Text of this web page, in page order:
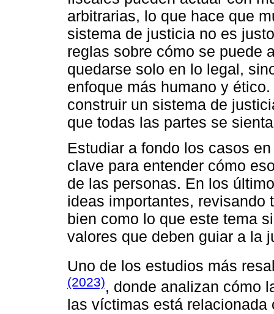
arbitrarias, lo que hace que
sistema de justicia no es
reglas sobre cómo se puede
quedarse solo en lo legal,
enfoque más humano y
construir un sistema de
que todas las partes se
Estudiar a fondo los casos
clave para entender cómo
de las personas. En los
ideas importantes, revisando
bien como lo que este tema
valores que deben guiar a la
Uno de los estudios más
(2023), donde analizan cómo
las víctimas está